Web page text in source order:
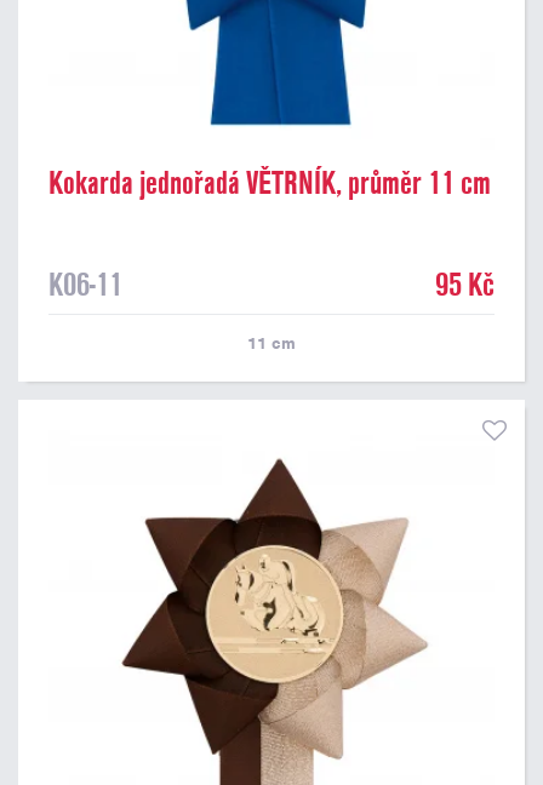
Kokarda jednořadá VĚTRNÍK, průměr 11 cm
K06-11 95 Kč
11 cm